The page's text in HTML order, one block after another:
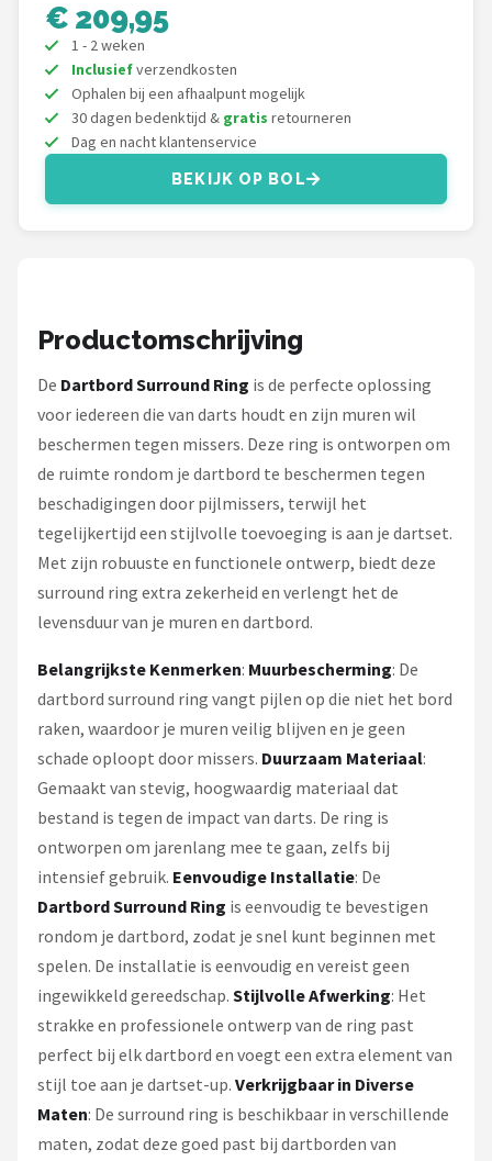
Harrows
KOTO
Unicorn
Red Dragon
€ 209,95
1 - 2 weken
Inclusiefverzendkosten
Ophalen bij een afhaalpunt mogelijk
30 dagen bedenktijd & gratis retourneren
Dag en nacht klantenservice
BEKIJK OP BOL
Productomschrijving
De Dartbord Surround Ring is de perfecte oplossing
voor iedereen die van darts houdt en zijn muren wil
beschermen tegen missers. Deze ring is ontworpen om
de ruimte rondom je dartbord te beschermen tegen
beschadigingen door pijlmissers, terwijl het
tegelijkertijd een stijlvolle toevoeging is aan je dartset.
Met zijn robuuste en functionele ontwerp, biedt deze
surround ring extra zekerheid en verlengt het de
levensduur van je muren en dartbord.
Belangrijkste Kenmerken: Muurbescherming: De
dartbord surround ring vangt pijlen op die niet het bord
raken, waardoor je muren veilig blijven en je geen
schade oploopt door missers. Duurzaam Materiaal:
Gemaakt van stevig, hoogwaardig materiaal dat
bestand is tegen de impact van darts. De ring is
ontworpen om jarenlang mee te gaan, zelfs bij
intensief gebruik. Eenvoudige Installatie: De
Dartbord Surround Ring is eenvoudig te bevestigen
rondom je dartbord, zodat je snel kunt beginnen met
spelen. De installatie is eenvoudig en vereist geen
ingewikkeld gereedschap. Stijlvolle Afwerking: Het
strakke en professionele ontwerp van de ring past
perfect bij elk dartbord en voegt een extra element van
stijl toe aan je dartset-up. Verkrijgbaar in Diverse
Maten: De surround ring is beschikbaar in verschillende
maten, zodat deze goed past bij dartborden van